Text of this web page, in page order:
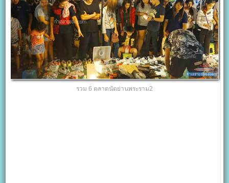
รวม 6 ตลาดนัดย่านพระราม2